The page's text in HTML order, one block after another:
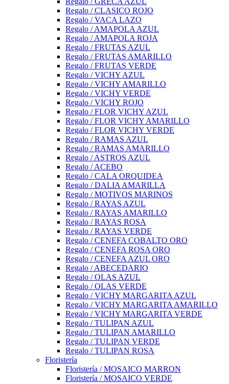
Regalo / CLASICO ROJO
Regalo / VACA LAZO
Regalo / AMAPOLA AZUL
Regalo / AMAPOLA ROJA
Regalo / FRUTAS AZUL
Regalo / FRUTAS AMARILLO
Regalo / FRUTAS VERDE
Regalo / VICHY AZUL
Regalo / VICHY AMARILLO
Regalo / VICHY VERDE
Regalo / VICHY ROJO
Regalo / FLOR VICHY AZUL
Regalo / FLOR VICHY AMARILLO
Regalo / FLOR VICHY VERDE
Regalo / RAMAS AZUL
Regalo / RAMAS AMARILLO
Regalo / ASTROS AZUL
Regalo / ACEBO
Regalo / CALA ORQUIDEA
Regalo / DALIA AMARILLA
Regalo / MOTIVOS MARINOS
Regalo / RAYAS AZUL
Regalo / RAYAS AMARILLO
Regalo / RAYAS ROSA
Regalo / RAYAS VERDE
Regalo / CENEFA COBALTO ORO
Regalo / CENEFA ROSA ORO
Regalo / CENEFA AZUL ORO
Regalo / ABECEDARIO
Regalo / OLAS AZUL
Regalo / OLAS VERDE
Regalo / VICHY MARGARITA AZUL
Regalo / VICHY MARGARITA AMARILLO
Regalo / VICHY MARGARITA VERDE
Regalo / TULIPAN AZUL
Regalo / TULIPAN AMARILLO
Regalo / TULIPAN VERDE
Regalo / TULIPAN ROSA
Floristería
Floristería / MOSAICO MARRON
Floristería / MOSAICO VERDE